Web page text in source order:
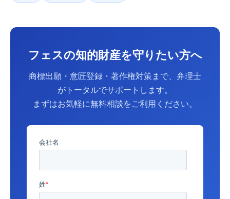
フェスの知的財産を守りたい方へ
商標出願・意匠登録・著作権対策まで、弁理士
がトータルでサポートします。
まずはお気軽に無料相談をご利用ください。